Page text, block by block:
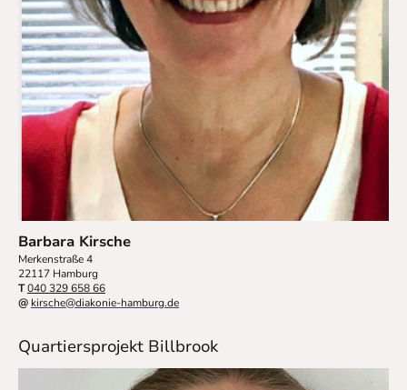
Barbara Kirsche
Merkenstraße 4
22117 Hamburg
T040 329 658 66
@ kirsche@diakonie-hamburg.de
Quartiersprojekt Billbrook